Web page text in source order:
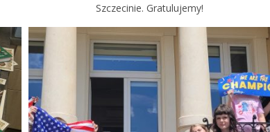
Szczecinie. Gratulujemy!